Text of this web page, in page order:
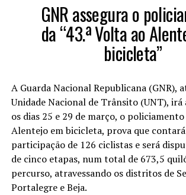
GNR assegura o
da “43.ª Volta ao
bicicleta”
A Guarda Nacional Republicana (GNR),
Unidade Nacional de Trânsito (UNT), irá
os dias 25 e 29 de março, o
Alentejo em bicicleta, prova que
participação de 126 ciclistas e será
de cinco etapas, num total de 673,5
percurso, atravessando os distritos de
Portalegre e Beja.